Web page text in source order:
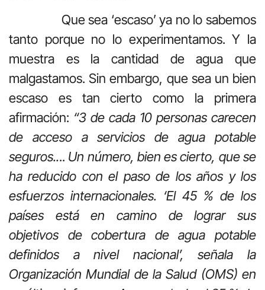
Que sea ‘escaso’ ya no lo sabemos
tanto porque no lo experimentamos. Y la
muestra es la cantidad de agua que
malgastamos. Sin embargo, que sea un bien
escaso es tan cierto como la primera
afirmación: “3 de cada 10 personas carecen
de acceso a servicios de agua potable
seguros.... Un número, bien es cierto, que se
ha reducido con el paso de los años y los
esfuerzos internacionales. ‘El 45 % de los
países está en camino de lograr sus
objetivos de cobertura de agua potable
definidos a nivel nacional’, señala la
Organización Mundial de la Salud (OMS) en